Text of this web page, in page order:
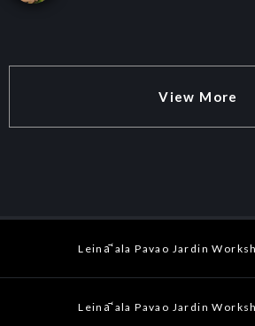
View More
Leināʻala Pavao Jardin
Leināʻala Pavao Jardin